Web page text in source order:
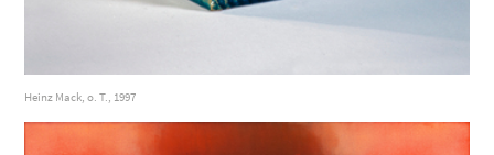
Heinz Mack, o. T., 1997